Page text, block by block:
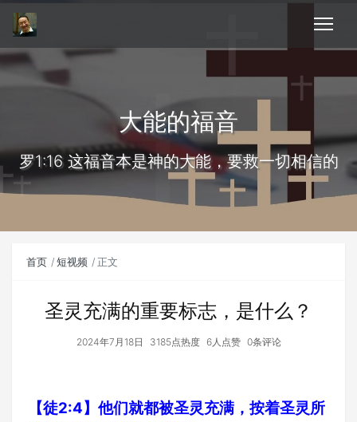
大能的福音
罗1:16 这福音本是神的大能，要救一切相信的
首页 短视频 正文
圣灵充满的重要标志，是什么？
2024年7月18日 3185点热度 6人点赞 0条评论
【徒2:4】他们就都被圣灵充满，按着圣灵所